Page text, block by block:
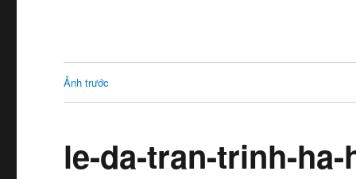
Ảnh trước
le-da-tran-trinh-